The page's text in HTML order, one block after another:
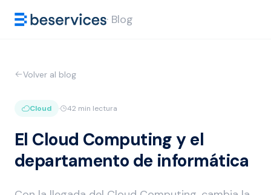
· Blog
Volver al blog
Cloud · 42 min lectura
El Cloud Computing y el
departamento de informática